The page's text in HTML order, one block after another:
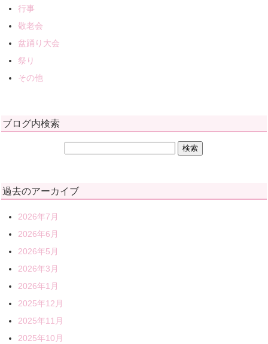
行事
敬老会
盆踊り大会
祭り
その他
ブログ内検索
過去のアーカイブ
2026年7月
2026年6月
2026年5月
2026年3月
2026年1月
2025年12月
2025年11月
2025年10月